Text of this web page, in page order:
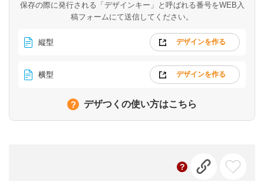
保存の際に発行される「デザインキー」と呼ばれる番号をWEB入
稿フォームにて送信してください。
縦型 デザインを作る
横型 デザインを作る
デザつくの使い方はこちら